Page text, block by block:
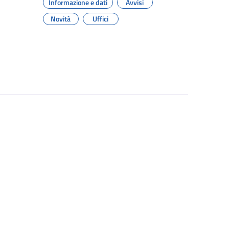
Informazione e dati
Avvisi
Novità
Uffici